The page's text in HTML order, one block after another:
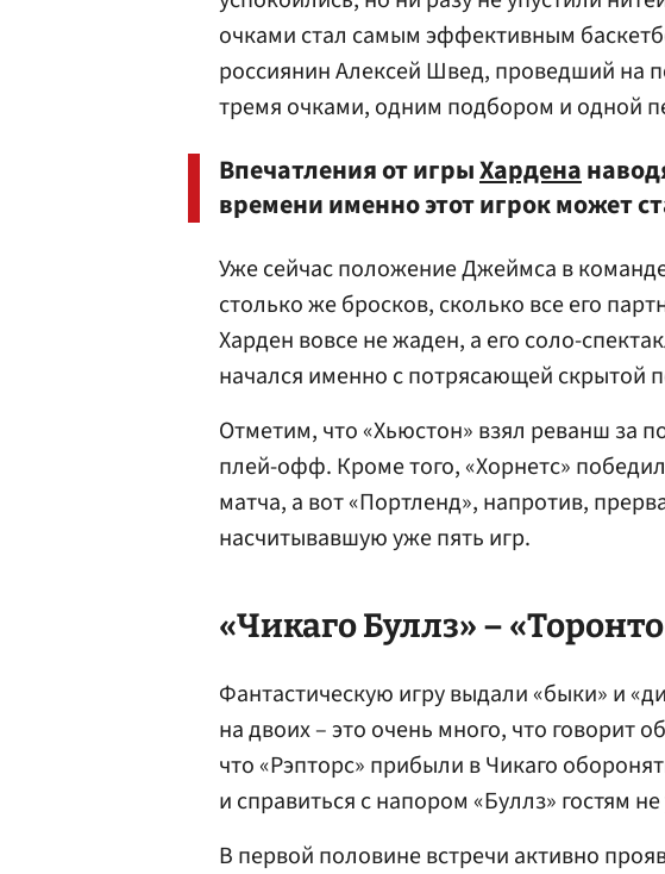
очками стал самым эффективным
россиянинАлексей Швед, проведший на
тремя очками, одним подбором и одной
Впечатления от игрыХардена
времени именно этот игрок может
Уже сейчас положение Джеймса в
столько же бросков, сколько все его
Харден вовсе не жаден, а его соло-
начался именно с потрясающей скрытой
Отметим, что «Хьюстон» взял реванш за
плей-офф. Кроме того, «Хорнетс»
матча, а вот «Портленд», напротив,
насчитывавшую уже пять игр.
«Чикаго Буллз» –
Фантастическую игру выдали «быки» и
на двоих – это очень много, что говорит
что «Рэпторс» прибыли в Чикаго
и справиться с напором «Буллз» гостям
В первой половине встречи активно